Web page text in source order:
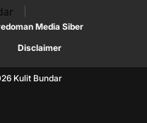
Media Siber
Disclaimer
Kulit Bundar